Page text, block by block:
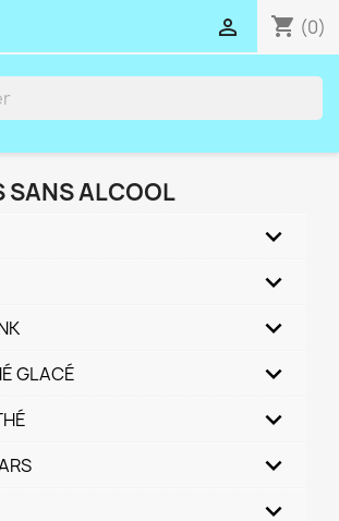
shopping_cart (0)

SANS ALCOOL
GLACÉ